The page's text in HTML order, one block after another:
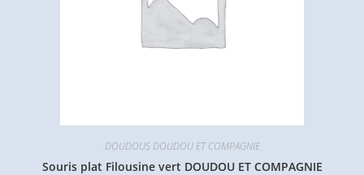
DOUDOUS DOUDOU ET COMPAGNIE
Souris plat Filousine vert DOUDOU ET COMPAGNIE